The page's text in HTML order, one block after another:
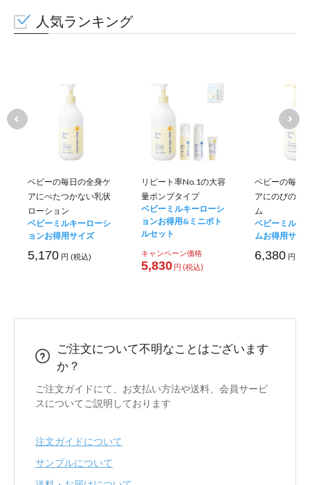
人気ランキング
ベビーの毎日の全身ケ
アにべたつかない乳状
ローション
ベビーミルキーローシ
ョンお得用サイズ
5,170 円 (税込)
リピート率No.1の大容
量ポンプタイプ
ベビーミルキーローシ
ョンお得用&ミニボト
ルセット
キャンペーン価格
5,830 円 (税込)
ベビーの毎日
アにのびのい
ム
ベビーミルキ
ムお得用サイ
6,380 円 (税
ご注文について不明なことはございます
か？
ご注文ガイドにて、お支払い方法や送料、会員サービ
スについてご説明しております
注文ガイドについて
サンプルについて